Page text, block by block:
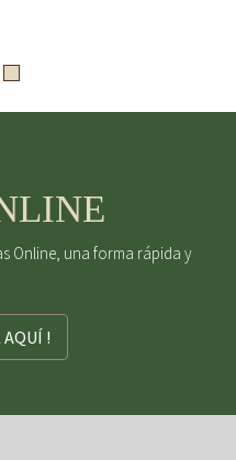
Online, una forma rápida y
AQUÍ !